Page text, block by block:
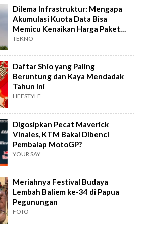
Dilema Infrastruktur: Mengapa
Akumulasi Kuota Data Bisa
Memicu Kenaikan Harga Paket
Internet?
TEKNO
Daftar Shio yang Paling
Beruntung dan Kaya Mendadak
Tahun Ini
LIFESTYLE
Digosipkan Pecat Maverick
Vinales, KTM Bakal Dibenci
Pembalap MotoGP?
YOUR SAY
Meriahnya Festival Budaya
Lembah Baliem ke-34 di Papua
Pegunungan
FOTO